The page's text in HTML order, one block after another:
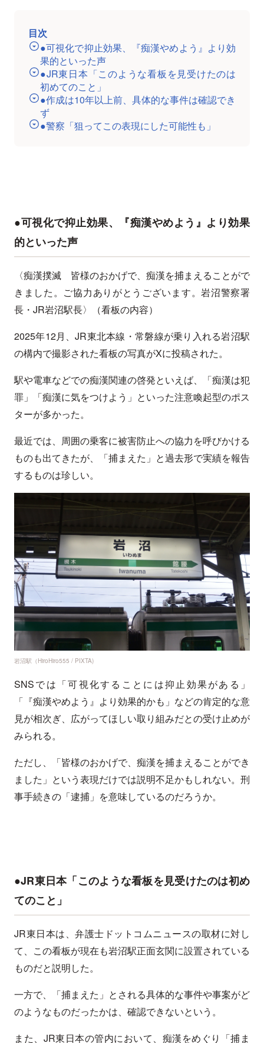
目次
●可視化で抑止効果、『痴漢やめよう』より効
果的といった声
●JR東日本「このような看板を見受けたのは
初めてのこと」
●作成は10年以上前、具体的な事件は確認でき
ず
●警察「狙ってこの表現にした可能性も」
●可視化で抑止効果、『痴漢やめよう』より効果
的といった声
〈痴漢撲滅 皆様のおかげで、痴漢を捕まえることがで
きました。ご協力ありがとうございます。岩沼警察署
長・JR岩沼駅長〉（看板の内容）
2025年12月、JR東北本線・常磐線が乗り入れる岩沼駅
の構内で撮影された看板の写真がXに投稿された。
駅や電車などでの痴漢関連の啓発といえば、「痴漢は犯
罪」「痴漢に気をつけよう」といった注意喚起型のポス
ターが多かった。
最近では、周囲の乗客に被害防止への協力を呼びかける
ものも出てきたが、「捕まえた」と過去形で実績を報告
するものは珍しい。
岩沼駅（HiroHiro555 / PIXTA)
SNSでは「可視化することには抑止効果がある」
「『痴漢やめよう』より効果的かも」などの肯定的な意
見が相次ぎ、広がってほしい取り組みだとの受け止めが
みられる。
ただし、「皆様のおかげで、痴漢を捕まえることができ
ました」という表現だけでは説明不足かもしれない。刑
事手続きの「逮捕」を意味しているのだろうか。
●JR東日本「このような看板を見受けたのは初め
てのこと」
JR東日本は、弁護士ドットコムニュースの取材に対し
て、この看板が現在も岩沼駅正面玄関に設置されている
ものだと説明した。
一方で、「捕まえた」とされる具体的な事件や事案がど
のようなものだったかは、確認できないという。
また、JR東日本の管内において、痴漢をめぐり「捕ま